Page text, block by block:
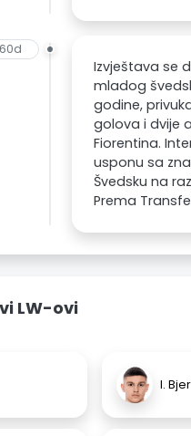
Izvještava se
mladog
godine,
golova i dvije
Fiorentina.
usponu sa
Švedsku na
Prema
LW-ovi
I.